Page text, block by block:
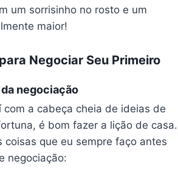
um sorrisinho no rosto e um
maior!
Negociar Seu Primeiro
negociação
com a cabeça cheia de ideias de
é bom fazer a lição de casa.
coisas que eu sempre faço antes
negociação: